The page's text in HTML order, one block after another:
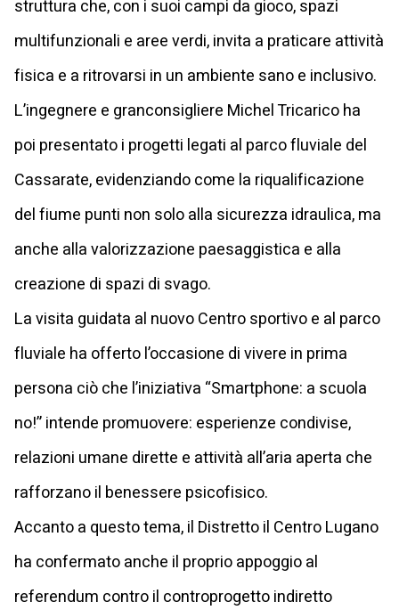
struttura che, con i suoi campi da gioco, spazi
multifunzionali e aree verdi, invita a praticare attività
fisica e a ritrovarsi in un ambiente sano e inclusivo.
L’ingegnere e granconsigliere Michel Tricarico ha
poi presentato i progetti legati al parco fluviale del
Cassarate, evidenziando come la riqualificazione
del fiume punti non solo alla sicurezza idraulica, ma
anche alla valorizzazione paesaggistica e alla
creazione di spazi di svago.
La visita guidata al nuovo Centro sportivo e al parco
fluviale ha offerto l’occasione di vivere in prima
persona ciò che l’iniziativa “Smartphone: a scuola
no!” intende promuovere: esperienze condivise,
relazioni umane dirette e attività all’aria aperta che
rafforzano il benessere psicofisico.
Accanto a questo tema, il Distretto il Centro Lugano
ha confermato anche il proprio appoggio al
referendum contro il controprogetto indiretto